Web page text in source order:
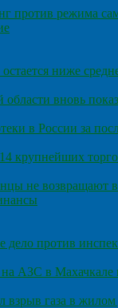
против режима
ниже
вновь
в России за
крупнейших
не возвращают
дело против
АЗС в Махачкале
взрыв газа в